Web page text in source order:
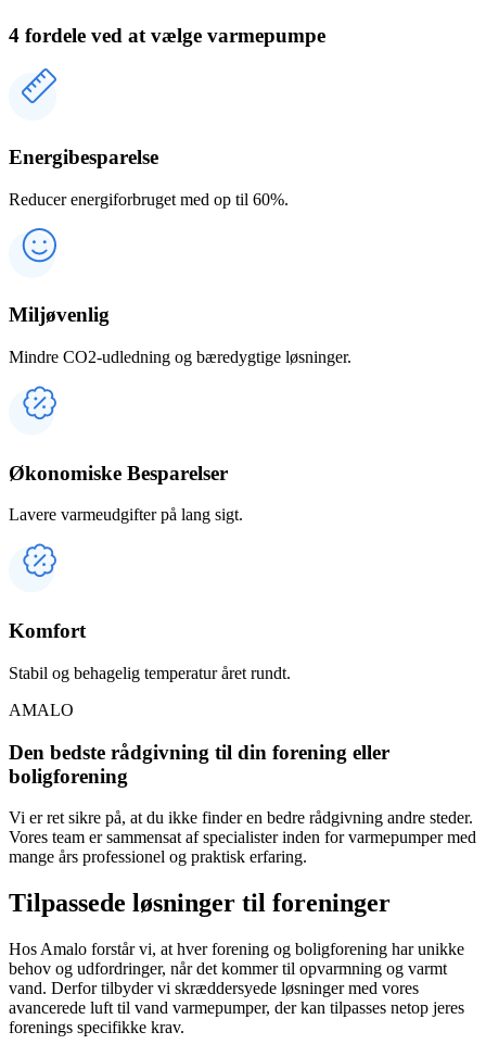
4 fordele ved at vælge varmepumpe
Energibesparelse
Reducer energiforbruget med op til 60%.
Miljøvenlig
Mindre CO2-udledning og bæredygtige løsninger.
Økonomiske Besparelser
Lavere varmeudgifter på lang sigt.
Komfort
Stabil og behagelig temperatur året rundt.
AMALO
Den bedste rådgivning til din forening eller
boligforening
Vi er ret sikre på, at du ikke finder en bedre rådgivning andre steder.
Vores team er sammensat af specialister inden for varmepumper med
mange års professionel og praktisk erfaring.
Tilpassede løsninger til foreninger
Hos Amalo forstår vi, at hver forening og boligforening har unikke
behov og udfordringer, når det kommer til opvarmning og varmt
vand. Derfor tilbyder vi skræddersyede løsninger med vores
avancerede luft til vand varmepumper, der kan tilpasses netop jeres
forenings specifikke krav.